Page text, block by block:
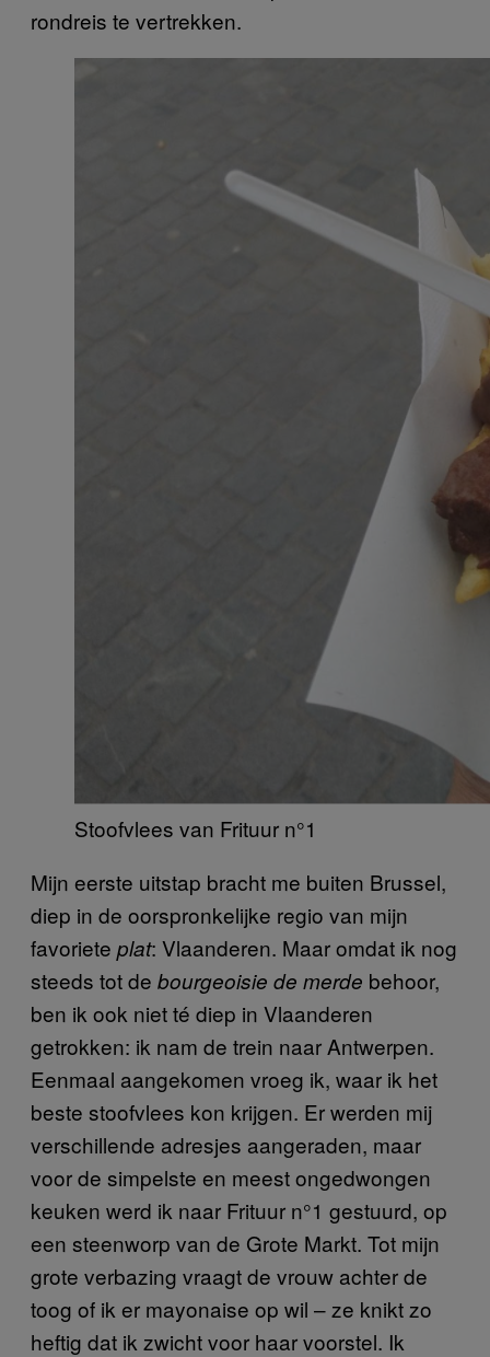
rondreis te vertrekken.
Stoofvlees van Frituur n°1
Mijn eerste uitstap bracht me buiten Brussel,
diep in de oorspronkelijke regio van mijn
favoriete plat: Vlaanderen. Maar omdat ik nog
steeds tot de bourgeoisie de merde behoor,
ben ik ook niet té diep in Vlaanderen
getrokken: ik nam de trein naar Antwerpen.
Eenmaal aangekomen vroeg ik, waar ik het
beste stoofvlees kon krijgen. Er werden mij
verschillende adresjes aangeraden, maar
voor de simpelste en meest ongedwongen
keuken werd ik naar Frituur n°1 gestuurd, op
een steenworp van de Grote Markt. Tot mijn
grote verbazing vraagt de vrouw achter de
toog of ik er mayonaise op wil – ze knikt zo
heftig dat ik zwicht voor haar voorstel. Ik